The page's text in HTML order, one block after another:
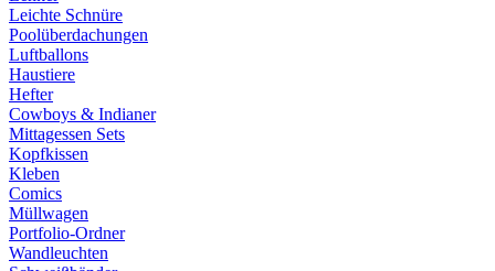
Leichte Schnüre
Poolüberdachungen
Luftballons
Haustiere
Hefter
Cowboys & Indianer
Mittagessen Sets
Kopfkissen
Kleben
Comics
Müllwagen
Portfolio-Ordner
Wandleuchten